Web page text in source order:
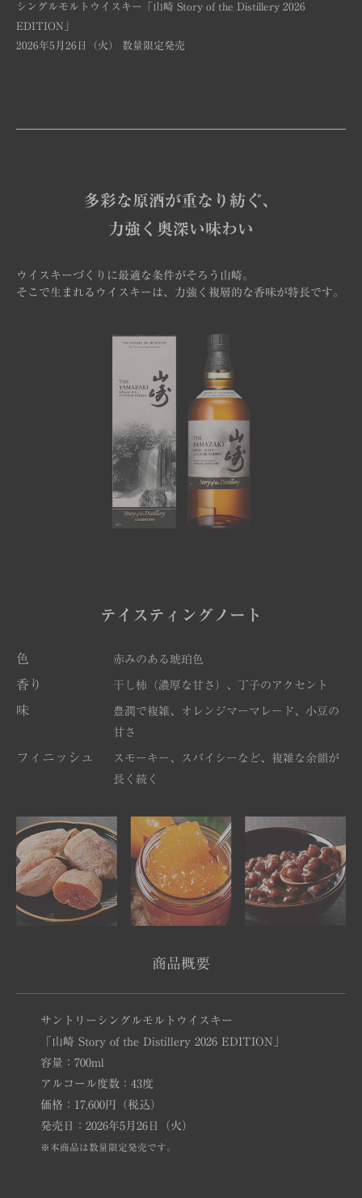
シングルモルトウイスキー「山崎 Story of the Distillery 2026
EDITION」
2026年5月26日（火） 数量限定発売
多彩な原酒が重なり紡ぐ、
力強く奥深い味わい
ウイスキーづくりに最適な条件がそろう山崎。
そこで生まれるウイスキーは、力強く複層的な香味が特長です。
テイスティングノート
色 赤みのある琥珀色
香り 干し柿（濃厚な甘さ）、丁子のアクセント
味
豊潤で複雑、オレンジマーマレード、小豆の
甘さ
フィニッシュ
スモーキー、スパイシーなど、複雑な余韻が
長く続く
商品概要
サントリーシングルモルトウイスキー
「山崎 Story of the Distillery 2026 EDITION」
容量：700ml
アルコール度数：43度
価格：17,600円（税込）
発売日：2026年5月26日（火）
※本商品は数量限定発売です。